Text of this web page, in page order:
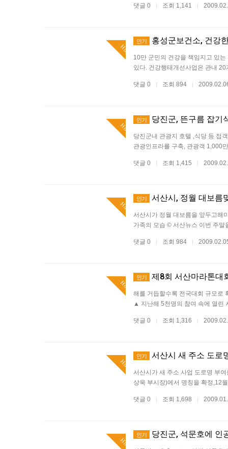
댓글 0 | 조회 1,141 |
Hot
인기 홍성군보건소, 건강
10만 군민의 건강을 책임지고 있
있다. 건강행태개선사업은 관내
댓글 0 | 조회 894 |
Hot
인기 당진군, 뜬구름 잡기
당진군내 관광지 호텔 ,식당 등 접
관광인프라를 구축, 관광객 1,000
댓글 0 | 조회 1,415 |
Hot
인기 서산시, 정월 대보름
서산시가 정월 대보름을 앞두고해
가족의 모습 © 서산뉴스 이번 주
댓글 0 | 조회 984 |
Hot
인기 제8회 서산마라톤대
해를 거듭할수록 전국대회 규모로
▲ 지난해 5천명의 참여 속에 열
댓글 0 | 조회 1,316 |
Hot
인기 서산시 새 주소 도로
서산시가 새 주소 사업 도로명 부
상욱 부시장)에서 명칭을 확정,12
댓글 0 | 조회 1,698 |
Hot
인기 당진군, 석문호에 인